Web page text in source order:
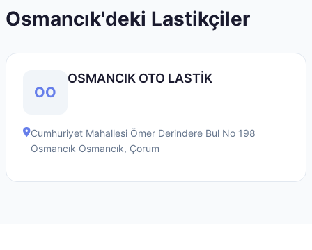
Osmancık'deki Lastikçiler
OO
OSMANCIK OTO LASTİK
Cumhuriyet Mahallesi Ömer Derindere Bul No 198
Osmancık Osmancık, Çorum